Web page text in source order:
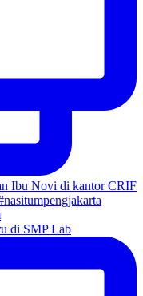
di SMP Lab